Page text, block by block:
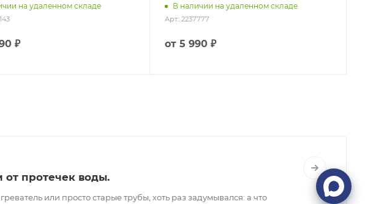
на удаленном складе
₽
В наличии на удаленном складе
Арт.: 2237777
от 5 990 ₽
протечек воды.
или просто старые трубы, хоть раз задумывался: а что